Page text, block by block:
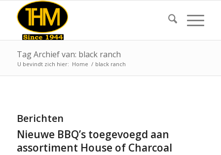
Tag Archief van: black ranch
U bevindt zich hier: Home / black ranch
Berichten
Nieuwe BBQ’s toegevoegd aan
assortiment House of Charcoal